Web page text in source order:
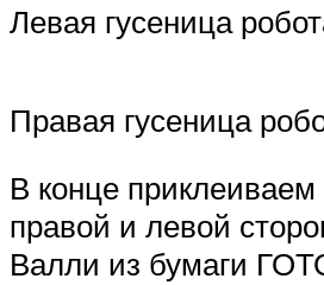
Левая гусеница
Правая гусеница
В конце
правой и левой
Валли из бумаги